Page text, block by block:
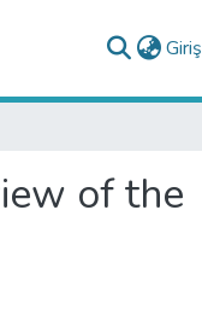
Giriş
of the